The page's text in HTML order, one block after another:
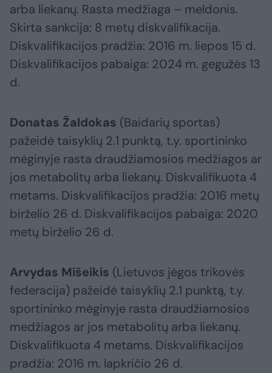
arba liekanų. Rasta medžiaga – meldonis.
Skirta sankcija: 8 metų diskvalifikacija.
Diskvalifikacijos pradžia: 2016 m. liepos 15 d.
Diskvalifikacijos pabaiga: 2024 m. gegužės 13
d.
Donatas Žaldokas (Baidarių sportas)
pažeidė taisyklių 2.1 punktą, t.y. sportininko
mėginyje rasta draudžiamosios medžiagos ar
jos metabolitų arba liekanų. Diskvalifikuota 4
metams. Diskvalifikacijos pradžia: 2016 metų
birželio 26 d. Diskvalifikacijos pabaiga: 2020
metų birželio 26 d.
Arvydas Mišeikis (Lietuvos jėgos trikovės
federacija) pažeidė taisyklių 2.1 punktą, t.y.
sportininko mėginyje rasta draudžiamosios
medžiagos ar jos metabolitų arba liekanų.
Diskvalifikuota 4 metams. Diskvalifikacijos
pradžia: 2016 m. lapkričio 26 d.